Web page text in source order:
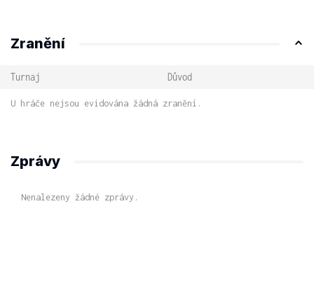
Zranění
Turnaj Důvod
U hráče nejsou evidována žádná zranění.
Zprávy
Nenalezeny žádné zprávy.